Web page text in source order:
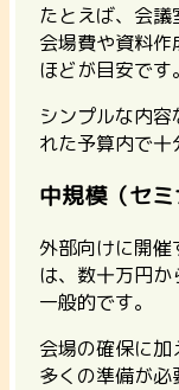
たとえば、会議
会場費や資料
ほどが目安です。
シンプルな内
れた予算内で十
中規模（セ
外部向けに開
は、数十万円
一般的です。
会場の確保に加
多くの準備が必